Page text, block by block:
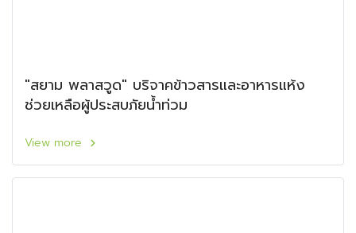
"สยาม พลาสวูด" บริจาคข้าวสารและอาหารแห้ง
ช่วยเหลือผู้ประสบภัยน้ำท่วม
View more